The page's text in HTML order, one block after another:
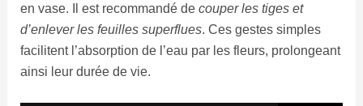
en vase. Il est recommandé de couper les tiges et
d’enlever les feuilles superflues. Ces gestes simples
facilitent l’absorption de l’eau par les fleurs, prolongeant
ainsi leur durée de vie.